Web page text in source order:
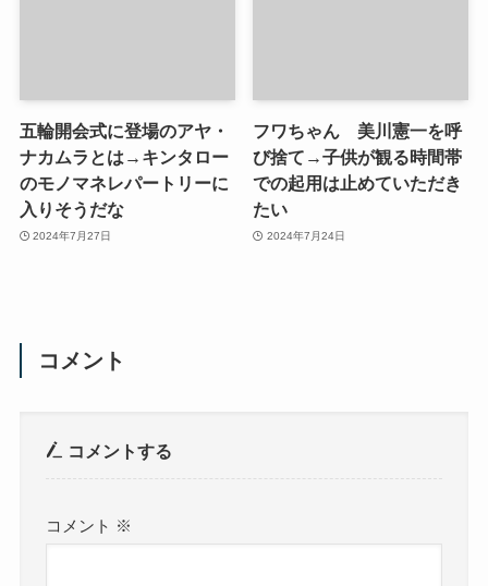
五輪開会式に登場のアヤ・
ナカムラとは→キンタロー
のモノマネレパートリーに
入りそうだな
2024年7月27日
フワちゃん 美川憲一を呼
び捨て→子供が観る時間帯
での起用は止めていただき
たい
2024年7月24日
コメント
コメントする
コメント ※